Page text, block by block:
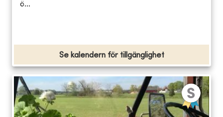
ö...
Se kalendern för tillgänglighet